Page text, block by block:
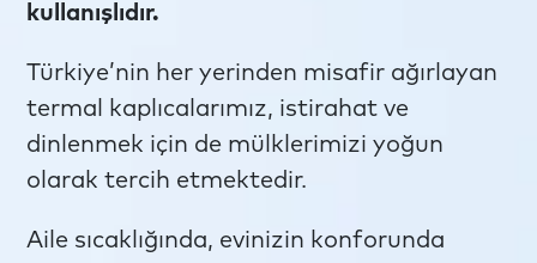
kullanışlıdır.
Türkiye’nin her yerinden misafir ağırlayan
termal kaplıcalarımız, istirahat ve
dinlenmek için de mülklerimizi yoğun
olarak tercih etmektedir.
Aile sıcaklığında, evinizin konforunda